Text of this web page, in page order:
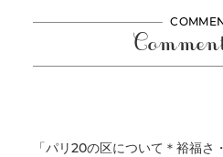
「パリ20の区について＊裕福さ